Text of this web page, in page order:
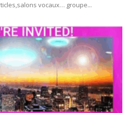
vocaux… groupe...